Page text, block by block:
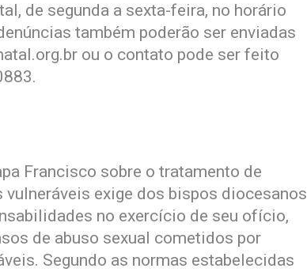
de segunda a sexta-feira, no horário
também poderão ser enviadas
ou o contato pode ser feito
Francisco sobre o tratamento de
exige dos bispos diocesanos
no exercício de seu ofício,
de abuso sexual cometidos por
Segundo as normas estabelecidas